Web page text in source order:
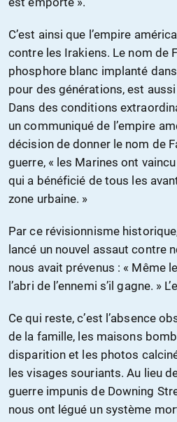
C’est ainsi que l’empire
contre les Irakiens. Le nom de
phosphore blanc implanté
pour des générations, est
Dans des conditions
un communiqué de l’empire
décision de donner le nom de
guerre, « les Marines ont
qui a bénéficié de tous les
zone urbaine. »
Par ce révisionnisme
lancé un nouvel assaut contre
nous avait prévenus : « Même
l’abri de l’ennemi s’il gagne. »
Ce qui reste, c’est l’absence
de la famille, les maisons
disparition et les photos
les visages souriants. Au lieu
guerre impunis de Downing
nous ont légué un système